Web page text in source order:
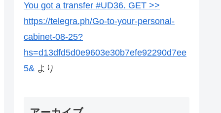
You got a transfer #UD36. GET >>
https://telegra.ph/Go-to-your-personal-
cabinet-08-25?
hs=d13dfd5d0e9603e30b7efe92290d7ee
5& より